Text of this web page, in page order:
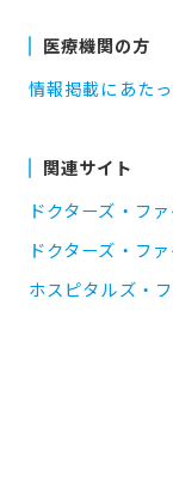
医療機関の方
情報掲載にあた
関連サイト
ドクターズ・フ
ドクターズ・フ
ホスピタルズ・